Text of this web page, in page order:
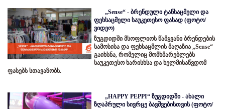
„Sense“ - ბრენდული ტანსაცმელი და
ფეხსაცმელი საუკეთესო ფასად (ფოტო/
ვიდეო)
ზუგდიდში მსოფლიოს წამყვანი ბრენდების
სამოსისა და ფეხსაცმლის მაღაზია „Sense“
გაიხსნა, რომელიც მომხმარებლებს
საუკეთესო ხარისხსა და ხელმისაწვდომ
ფასებს სთავაზობს.
„HAPPY PEPPI“ ზუგდიდში - ახალი
ზღაპრული სივრცე ბავშვებისთვის (ფოტო/